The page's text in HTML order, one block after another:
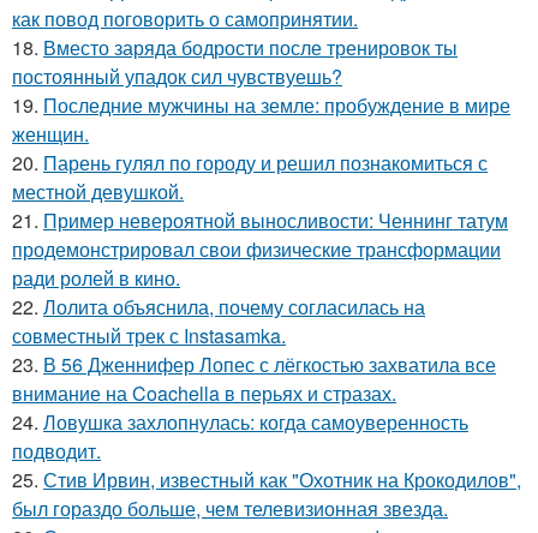
как повод поговорить о самопринятии.
18. Вместо заряда бодрости после тренировок ты
постоянный упадок сил чувствуешь?
19. Последние мужчины на земле: пробуждение в мире
женщин.
20. Парень гулял по городу и решил познакомиться с
местной девушкой.
21. Пример невероятной выносливости: Ченнинг татум
продемонстрировал свои физические трансформации
ради ролей в кино.
22. Лолита объяснила, почему согласилась на
совместный трек с Instasamka.
23. В 56 Дженнифер Лопес с лёгкостью захватила все
внимание на Coachella в перьях и стразах.
24. Ловушка захлопнулась: когда самоуверенность
подводит.
25. Стив Ирвин, известный как "Охотник на Крокодилов",
был гораздо больше, чем телевизионная звезда.